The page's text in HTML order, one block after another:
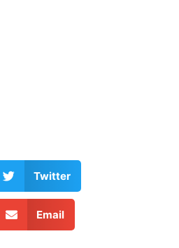
Twitter
Email